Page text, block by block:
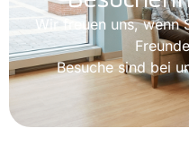
Wir freuen uns, wenn
Besuche sind bei